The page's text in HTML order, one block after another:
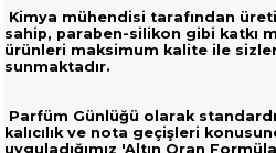
Kimya mühendisi tarafından
sahip, paraben-silikon gibi katkı
ürünleri maksimum kalite ile
sunmaktadır.
Parfüm Günlüğü olarak
kalıcılık ve nota geçişleri
uyguladığımız 'Altın Oran